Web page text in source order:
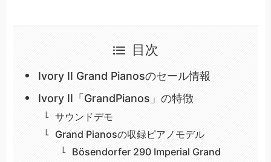
目次
Ivory II Grand Pianosのセール情報
Ivory II「GrandPianos」の特徴
サウンドデモ
Grand Pianosの収録ピアノモデル
Bösendorfer 290 Imperial Grand